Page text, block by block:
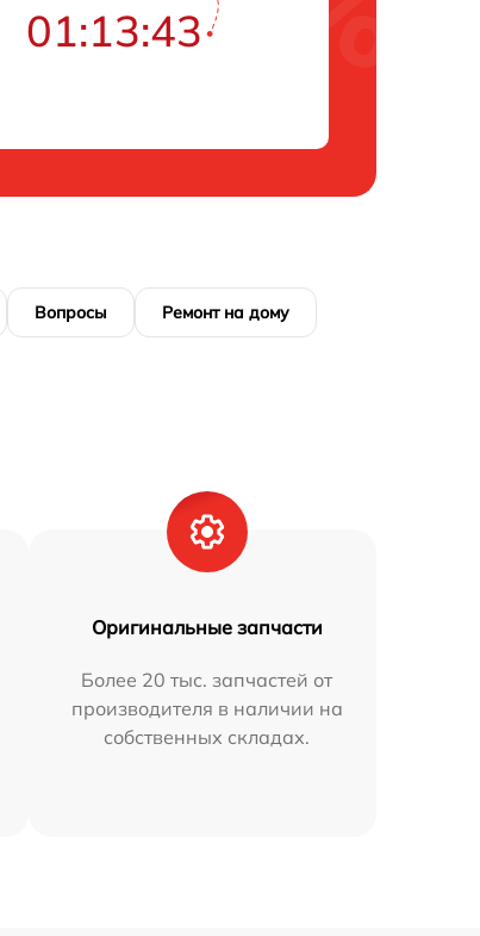
01:13:42
Вопросы Ремонт на дому
Оригинальные запчасти
Более 20 тыс. запчастей от
производителя в наличии на
собственных складах.